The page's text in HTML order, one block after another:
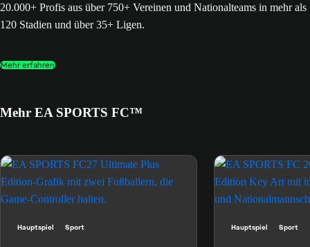
20.000+ Profis aus über 750+ Vereinen und Nationalteams in mehr als
120 Stadien und über 35+ Ligen.
Mehr erfahren
Mehr EA SPORTS FC™
Hauptspiel Sport Hauptspiel Sport